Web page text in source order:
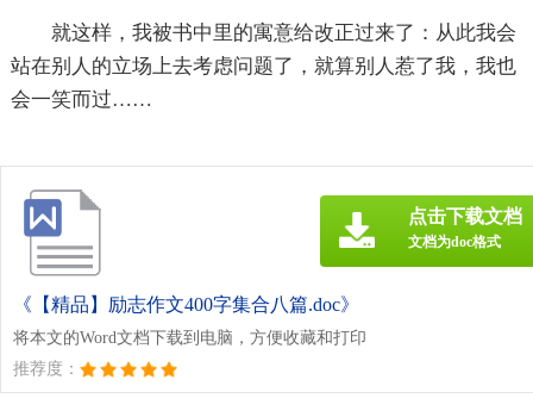
就这样，我被书中里的寓意给改正过来了：从此我会
站在别人的立场上去考虑问题了，就算别人惹了我，我也
会一笑而过……
《【精品】励志作文400字集合八篇.doc》
将本文的Word文档下载到电脑，方便收藏和打印
推荐度：
点击下载文档
文档为doc格式